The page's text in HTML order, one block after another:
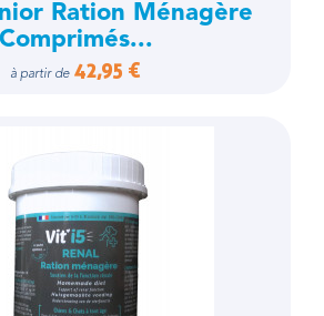
Ration Ménagère
Comprimés...
à partir de 42,95 €